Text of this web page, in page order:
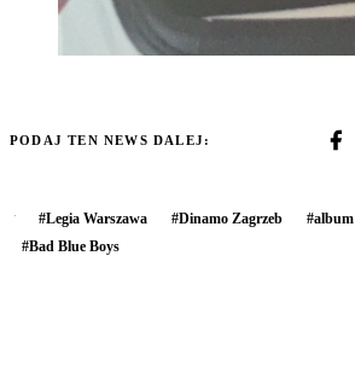
PODAJ TEN NEWS DALEJ:
#Legia Warszawa #Dinamo Zagrzeb #album
#Bad Blue Boys